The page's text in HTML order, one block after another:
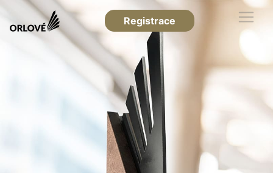
Registrace